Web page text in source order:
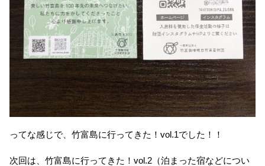
ってな感じで、竹富島に行ってきた！vol.1でした！！
次回は、竹富島に行ってきた！vol.2（泊まった宿などについ